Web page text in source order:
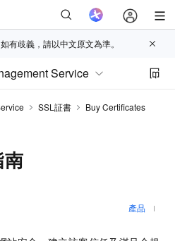
有歧義，請以中文原文為準。
Service
SSL証書
Buy Certificates
產品